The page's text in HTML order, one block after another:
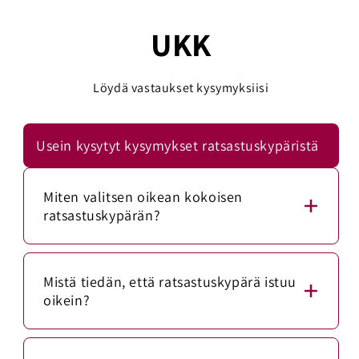
UKK
Löydä vastaukset kysymyksiisi
Usein kysytyt kysymykset ratsastuskypäristä
Miten valitsen oikean kokoisen
ratsastuskypärän?
Mittaa päänympärys mittanauhalla noin 1–2
senttimetriä kulmakarvojen yläpuolelta. Vertaa
mittaa kypärän kokotaulukkoon.
se ei saa puristaa tai aiheuttaa päänsärkyä.
Mistä tiedän, että ratsastuskypärä istuu
oikein?
Oikein istuva ratsastuskypärä asettuu suorassa